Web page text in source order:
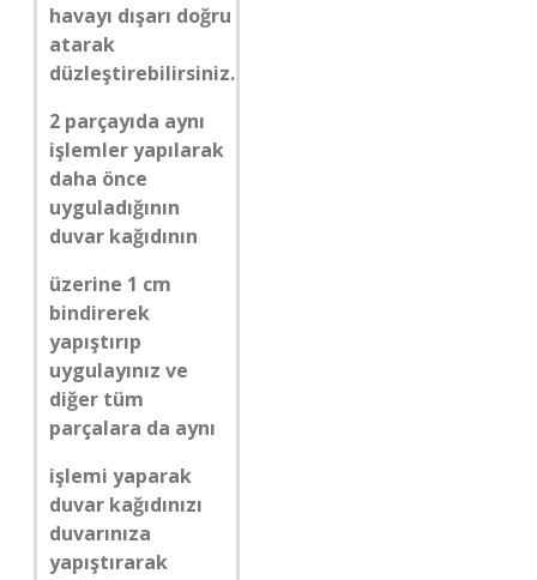
havayı dışarı doğru
atarak
düzleştirebilirsiniz.
2 parçayıda aynı
işlemler yapılarak
daha önce
uyguladığının
duvar kağıdının
üzerine 1 cm
bindirerek
yapıştırıp
uygulayınız ve
diğer tüm
parçalara da aynı
işlemi yaparak
duvar kağıdınızı
duvarınıza
yapıştırarak